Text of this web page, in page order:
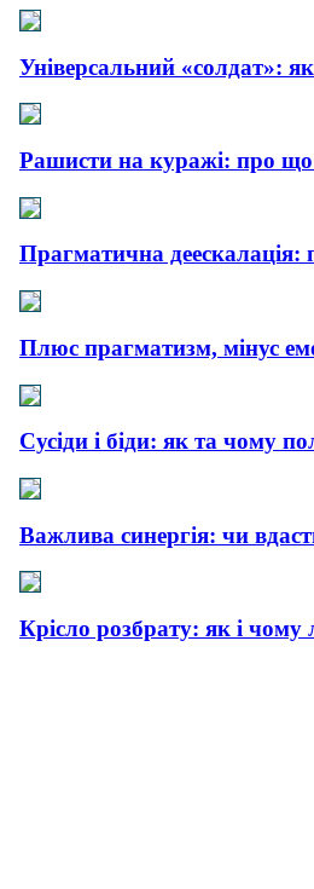
Універсальний «солдат»:
Рашисти на куражі: про що
Прагматична деескалація:
Плюс прагматизм, мінус
Сусіди і біди: як та чому
Важлива синергія: чи
Крісло розбрату: як і